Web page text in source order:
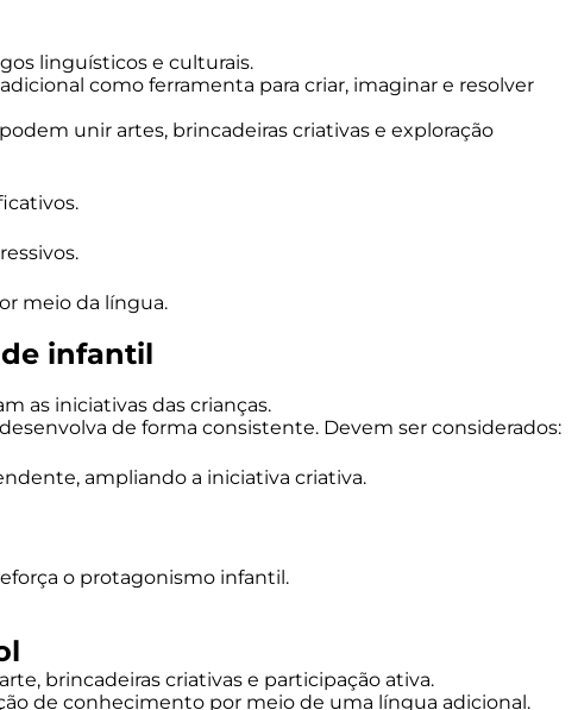
linguísticos e culturais.
como ferramenta para criar, imaginar e resolver
unir artes, brincadeiras criativas e exploração
meio da língua.
infantil
as iniciativas das crianças.
de forma consistente. Devem ser considerados:
ampliando a iniciativa criativa.
o protagonismo infantil.
brincadeiras criativas e participação ativa.
de conhecimento por meio de uma língua adicional.